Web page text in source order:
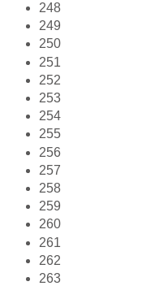
248
249
250
251
252
253
254
255
256
257
258
259
260
261
262
263